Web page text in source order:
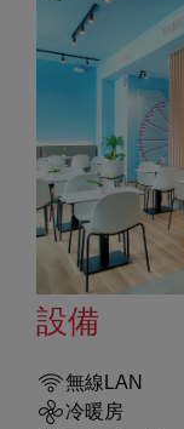
設備
無線LAN
冷暖房